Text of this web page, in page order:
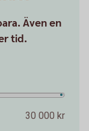
Även en
tid.
30 000 kr